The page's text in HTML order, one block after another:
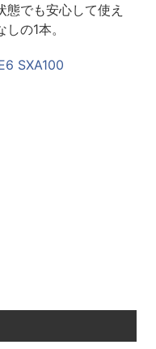
態でも安心して使え
の1本。
SXA100